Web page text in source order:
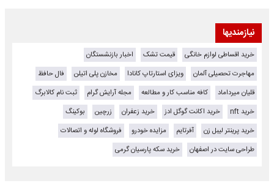
نیازمندیها
خرید اقساطی لوازم خانگی قیمت تشک
اخبار بازنشستگان
مهاجرت تحصیلی آلمان
ویزای استارتاپ کانادا مخازن پلی اتیلن
فال حافظ
قلیان میرداماد
کافه مناسب کار و مطالعه مجله آرایش گرام
ثبت نام کالابرگ
خرید nft
خرید اکانت گوگل ادز خرید زعفران زرچین
بوکینگ
خرید پرینتر لیبل زن
آفرتایم مزایده خودرو
فروشگاه لوله و اتصالات
طراحی سایت در اصفهان
خرید سکه پارسیان گرمی